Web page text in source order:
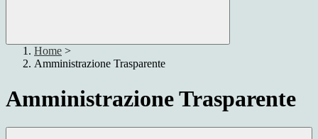
Home >
Amministrazione Trasparente
Amministrazione Trasparente